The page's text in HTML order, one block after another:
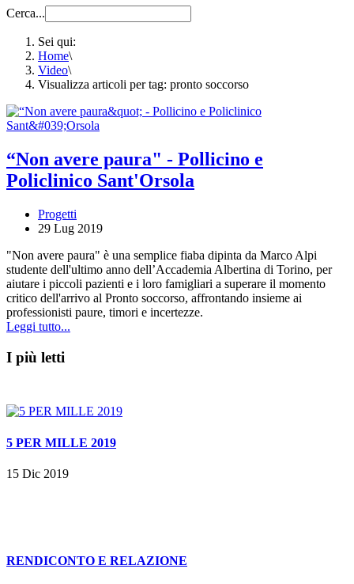
Cerca...
Sei qui:
Home\
Video\
Visualizza articoli per tag: pronto soccorso
“Non avere paura" - Pollicino e
Policlinico Sant'Orsola
Progetti
29 Lug 2019
"Non avere paura" è una semplice fiaba dipinta da Marco Alpi
studente dell'ultimo anno dell’Accademia Albertina di Torino, per
aiutare i piccoli pazienti e i loro famigliari a superare il momento
critico dell'arrivo al Pronto soccorso, affrontando insieme ai
professionisti paure, timori e incertezze.
Leggi tutto...
I più letti
5 PER MILLE 2019
15 Dic 2019
RENDICONTO E RELAZIONE